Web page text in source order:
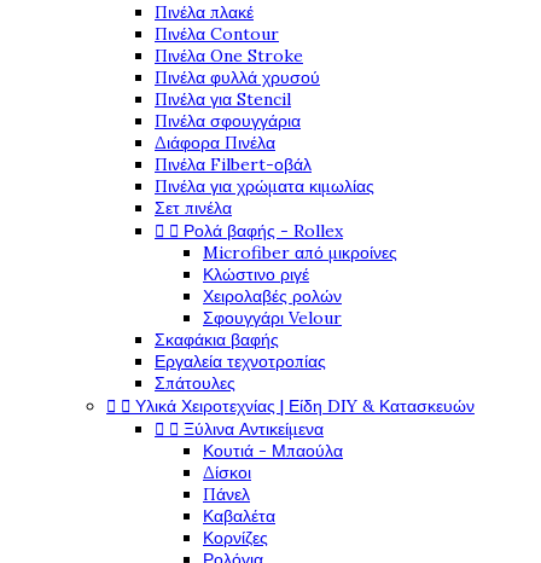
Πινέλα πλακέ
Πινέλα Contour
Πινέλα One Stroke
Πινέλα φυλλά χρυσού
Πινέλα για Stencil
Πινέλα σφουγγάρια
Διάφορα Πινέλα
Πινέλα Filbert-οβάλ
Πινέλα για χρώματα κιμωλίας
Σετ πινέλα
  Ρολά βαφής - Rollex
Microfiber από μικροίνες
Κλώστινο ριγέ
Χειρολαβές ρολών
Σφουγγάρι Velour
Σκαφάκια βαφής
Εργαλεία τεχνοτροπίας
Σπάτουλες
  Υλικά Χειροτεχνίας | Είδη DIY & Κατασκευών
  Ξύλινα Αντικείμενα
Κουτιά - Μπαούλα
Δίσκοι
Πάνελ
Καβαλέτα
Κορνίζες